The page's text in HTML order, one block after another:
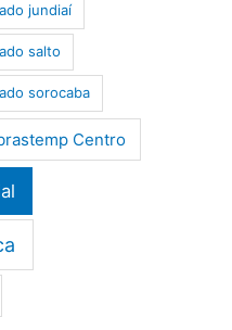
jundiaí
salto
sorocaba
Centro